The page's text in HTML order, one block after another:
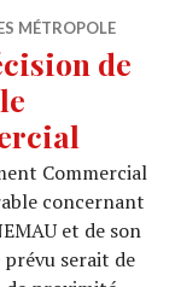
MÉTROPOLE
de
Commercial
concernant
et de son
serait de